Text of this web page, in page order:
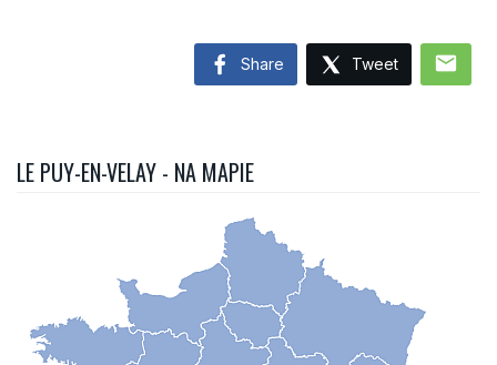
Share Tweet mail
LE PUY-EN-VELAY - NA MAPIE